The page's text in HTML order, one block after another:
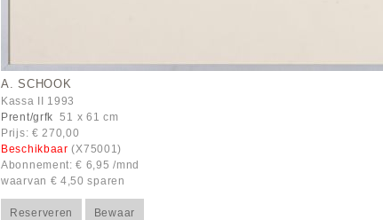
A. SCHOOK
Kassa II 1993
Prent/grfk 51 x 61 cm
Prijs: € 270,00
Beschikbaar(X75001)
Abonnement: € 6,95 /mnd
waarvan € 4,50 sparen
Reserveren Bewaar